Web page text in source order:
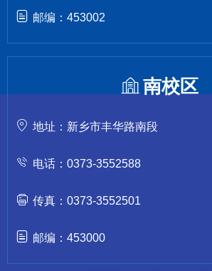
邮编：453002
南校区
地址：新乡市丰华路南段
电话：0373-3552588
传真：0373-3552501
邮编：453000